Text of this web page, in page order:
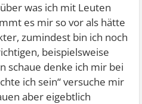
was ich mit Leuten
es mir so vor als hätte
zumindest bin ich noch
beispielsweise
schaue denke ich mir bei
ich sein“ versuche mir
aber eigebtlich